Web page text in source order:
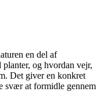
en del af
og hvordan vejr,
Det giver en konkret
svær at formidle gennem